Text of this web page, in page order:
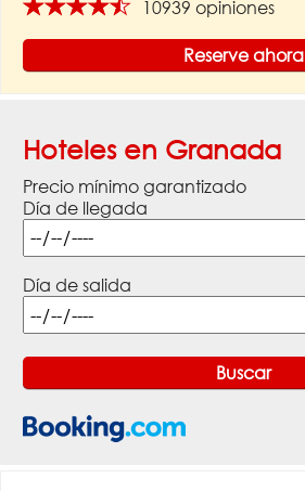
★★★★★ 10939 opiniones
Reserve ahora
Hoteles en Granada
Precio mínimo garantizado
Día de llegada
Día de salida